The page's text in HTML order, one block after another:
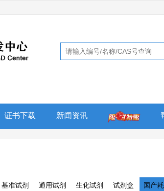
证书下载 新闻资讯
基准试剂 通用试剂 生化试剂 试剂盒 国产